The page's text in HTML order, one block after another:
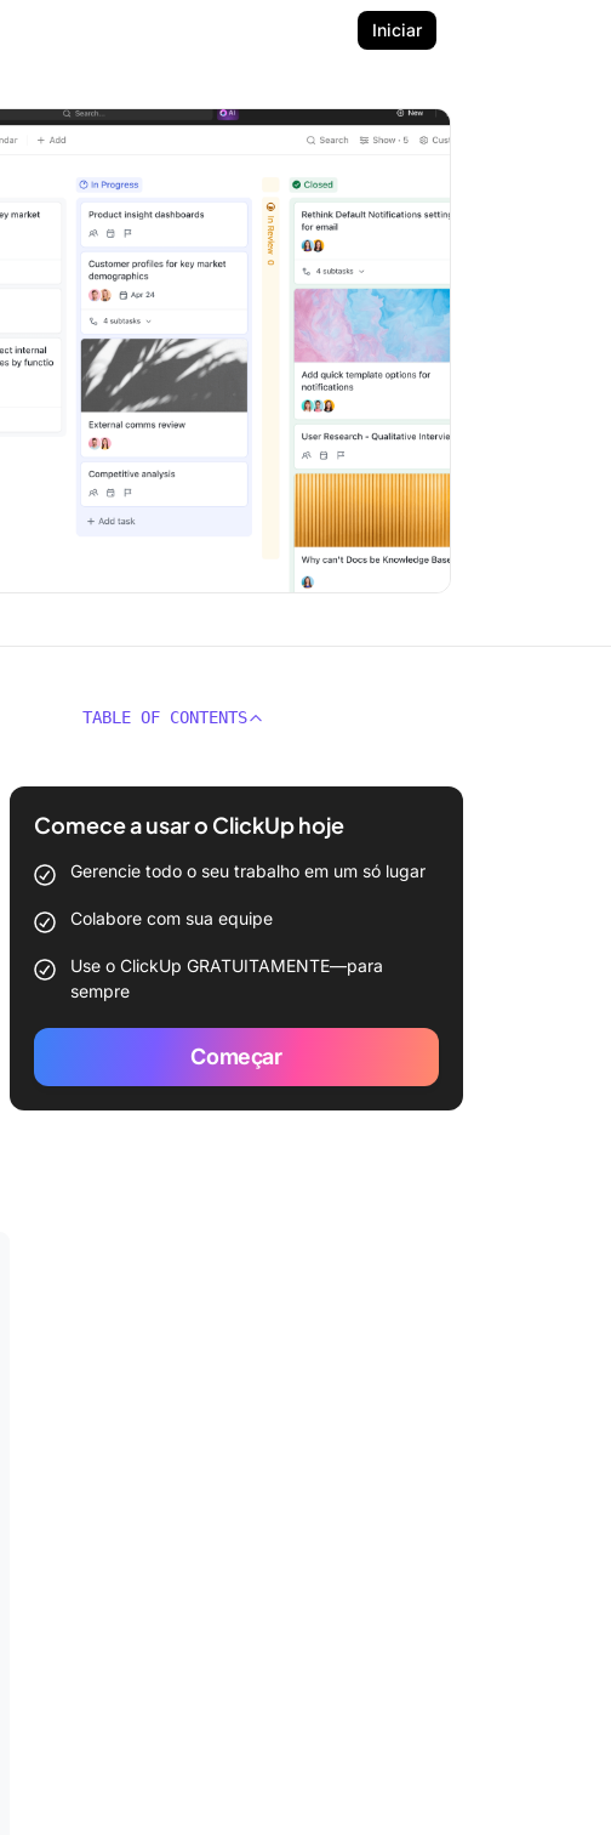
Iniciar
TABLE OF CONTENTS
Comece a usar o ClickUp hoje
Gerencie todo o seu trabalho em um só lugar
Colabore com sua equipe
Use o ClickUp GRATUITAMENTE—para
sempre
Começar